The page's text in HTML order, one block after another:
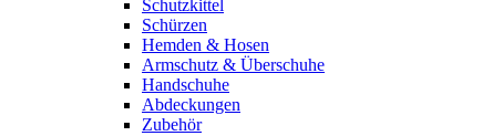
Schutzkittel
Schürzen
Hemden & Hosen
Armschutz & Überschuhe
Handschuhe
Abdeckungen
Zubehör